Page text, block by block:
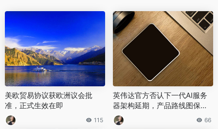
美欧贸易协议获欧洲议会批
准，正式生效在即
115
英伟达官方否认下一代AI服务
器架构延期，产品路线图保持
不变
66